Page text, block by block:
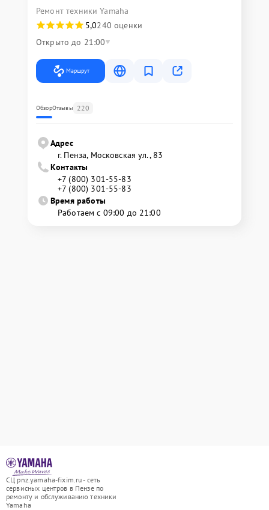
Ремонт техники Yamaha
5,0240 оценки
Открыто до 21:00
Маршрут
ОбзорОтзывы 220
Адрес
г. Пенза, Московская ул., 83
Контакты
+7 (800) 301-55-83
+7 (800) 301-55-83
Время работы
Работаем с 09:00 до 21:00
СЦ pnz.yamaha-fixim.ru - сеть
сервисных центров в Пензе по
ремонту и обслуживанию техники
Yamaha